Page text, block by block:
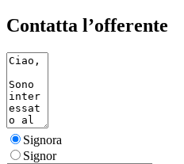
Contatta l’offerente
Signora
Signor